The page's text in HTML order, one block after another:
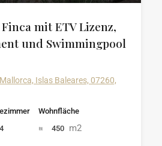
Finca mit ETV Lizenz,
und Swimmingpool
Islas Baleares, 07260,
4
Wohnfläche
450 m2